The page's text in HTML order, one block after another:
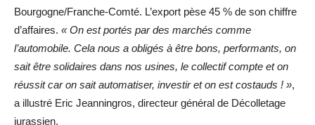
Bourgogne/Franche-Comté. L’export pèse 45 % de son chiffre
d’affaires. « On est portés par des marchés comme
l’automobile. Cela nous a obligés à être bons, performants, on
sait être solidaires dans nos usines, le collectif compte et on
réussit car on sait automatiser, investir et on est costauds ! »,
a illustré Eric Jeanningros, directeur général de Décolletage
jurassien.